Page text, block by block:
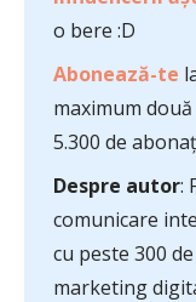
o bere :D
Abonează-te
maximum
5.300 de
Despre autor:
comunicare
cu peste 300
marketing